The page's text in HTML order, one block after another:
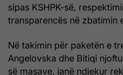
sipas KSHPK-së,
transparencës në zbatimin
Në takimin për paketën e
Angelovska dhe Bitiqi
së masave, janë ndjekur